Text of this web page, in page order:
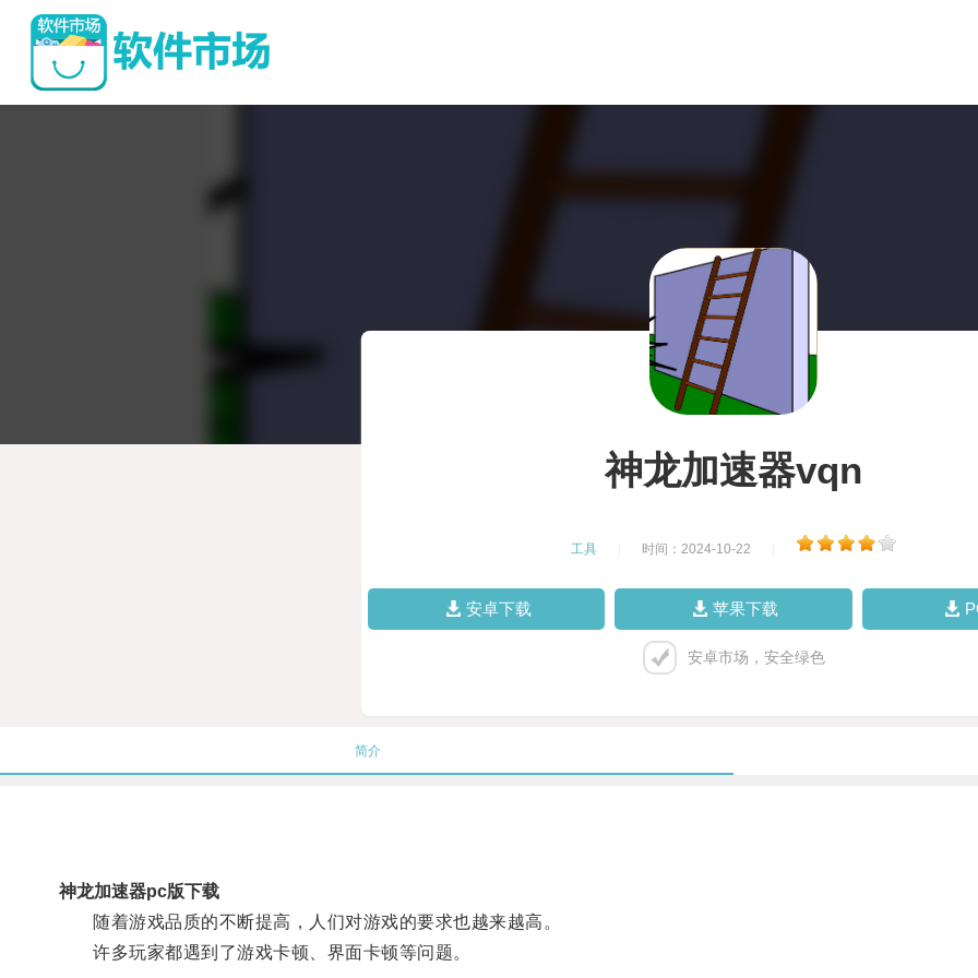
神龙加速器vqn
工具 时间：2024-10-22
安卓下载 苹果下载
安卓市场，安全绿色
简介
神龙加速器pc版下载
随着游戏品质的不断提高，人们对游戏的要求也越来越高。
许多玩家都遇到了游戏卡顿、界面卡顿等问题。